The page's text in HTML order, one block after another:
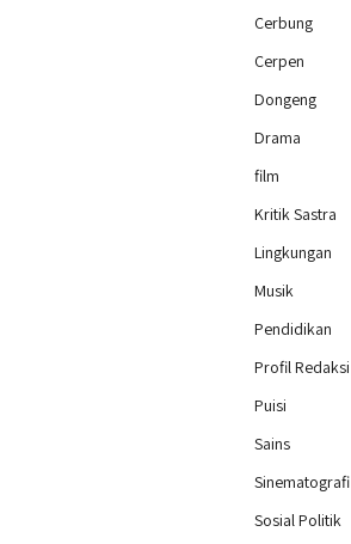
Cerbung
Cerpen
Dongeng
Drama
film
Kritik Sastra
Lingkungan
Musik
Pendidikan
Profil Redaksi
Puisi
Sains
Sinematografi
Sosial Politik